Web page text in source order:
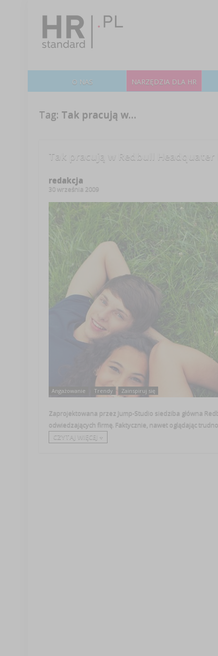
O NAS NARZĘDZIA DLA HR
Tag: Tak pracują w…
Tak pracują w Redbull Headquater
redakcja
30 września 2009
Angażowanie Trendy Zainspiruj się
Zaprojektowana przez Jump-Studio siedziba główna
odwiedzających firmę. Faktycznie, nawet
CZYTAJ WIĘCEJ +